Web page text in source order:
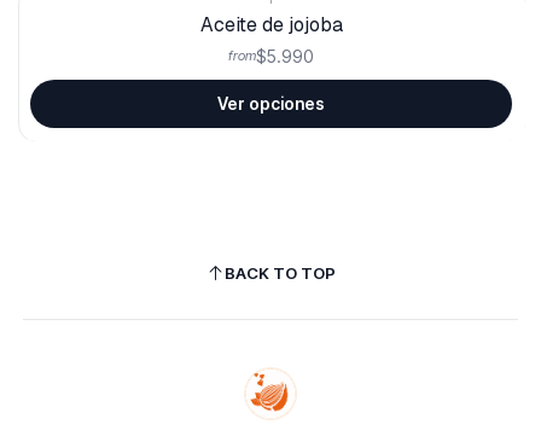
Aceite de jojoba
from$5.990
Ver opciones
BACK TO TOP